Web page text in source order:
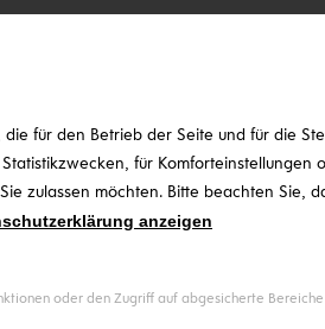
Partner für
Meissl in besten Händen,
geht. Wir
für den Betrieb der Seite und für die
für Komforteinstellungen
zulassen möchten. Bitte beachten Sie,
anzeigen
oder den Zugriff auf abgesicherte